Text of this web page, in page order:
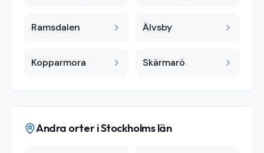
Ramsdalen Älvsby
Kopparmora Skärmarö
Andra orter iStockholms län